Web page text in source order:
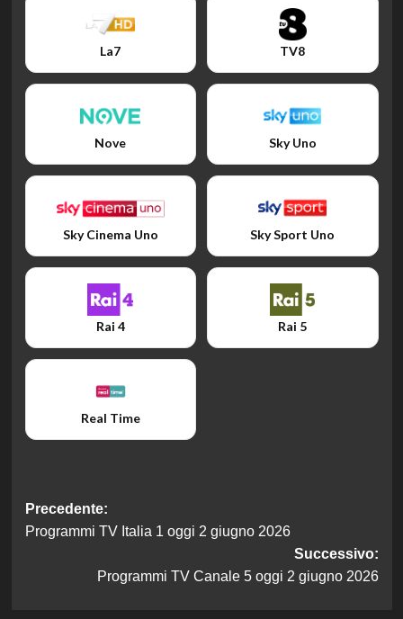
La7 TV8
Nove Sky Uno
Sky Cinema Uno Sky Sport Uno
Rai 4 Rai 5
Real Time
Navigazione
articolo
Precedente:
Programmi TV Italia 1 oggi 2 giugno 2026
Successivo:
Programmi TV Canale 5 oggi 2 giugno 2026